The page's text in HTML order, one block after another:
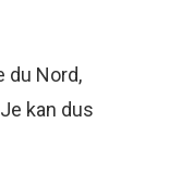
du Nord,
kan dus